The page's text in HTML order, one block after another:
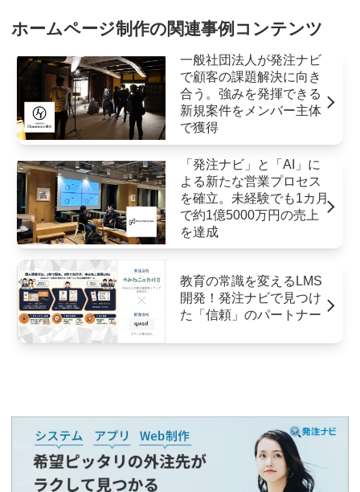
ホームページ制作の関連事例コンテンツ
一般社団法人が発注ナビ
で顧客の課題解決に向き
合う。強みを発揮できる
新規案件をメンバー主体
で獲得
「発注ナビ」と「AI」に
よる新たな営業プロセス
を確立。未経験でも1カ月
で約1億5000万円の売上
を達成
教育の常識を変えるLMS
開発！発注ナビで見つけ
た「信頼」のパートナー